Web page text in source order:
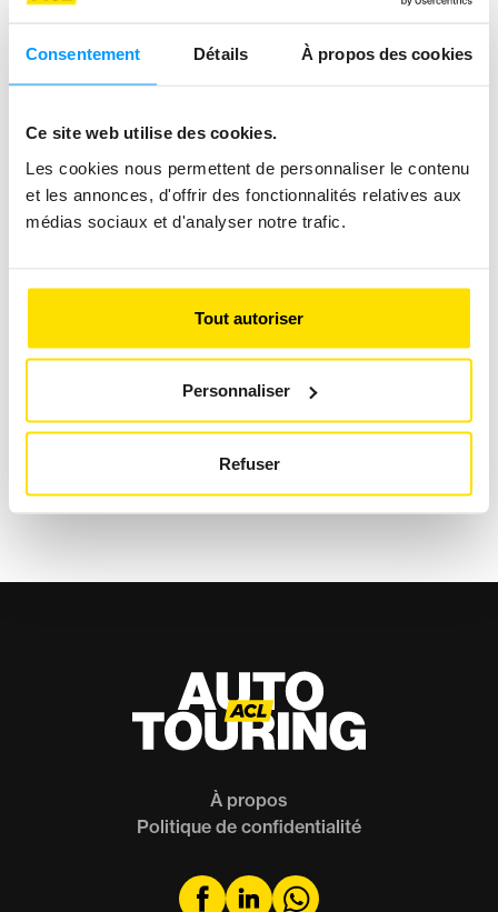
Consentement Détails À propos des cookies
Ce site web utilise des cookies.
Les cookies nous permettent de personnaliser le contenu
et les annonces, d'offrir des fonctionnalités relatives aux
médias sociaux et d'analyser notre trafic.
Tout autoriser
Personnaliser
Refuser
24 HEURES TOTALEMENT
EXCEPTIONNELLES
À propos
Politique de confidentialité